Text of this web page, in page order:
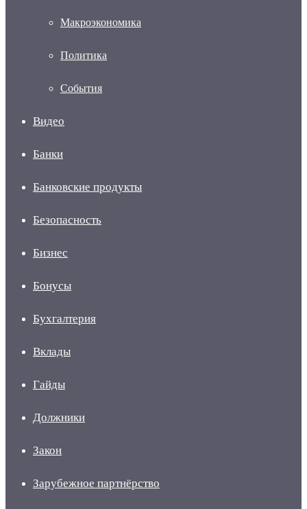
Макроэкономика
Политика
События
Видео
Банки
Банковские продукты
Безопасность
Бизнес
Бонусы
Бухгалтерия
Вклады
Гайды
Должники
Закон
Зарубежное партнёрство